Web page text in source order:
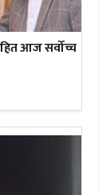
आज सर्वोच्च